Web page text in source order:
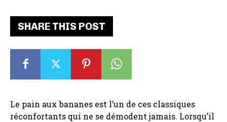
SHARE THIS POST
Le pain aux bananes est l’un de ces classiques
réconfortants qui ne se démodent jamais. Lorsqu’il